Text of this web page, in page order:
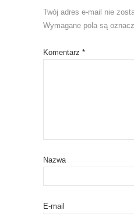
Twój adres e-mail nie
Wymagane pola są
Komentarz *
Nazwa
E-mail